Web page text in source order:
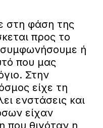
στη φάση της
προς το
ή
που μας
Στην
είχε τη
ενστάσεις και
είχαν
που θιγόταν η